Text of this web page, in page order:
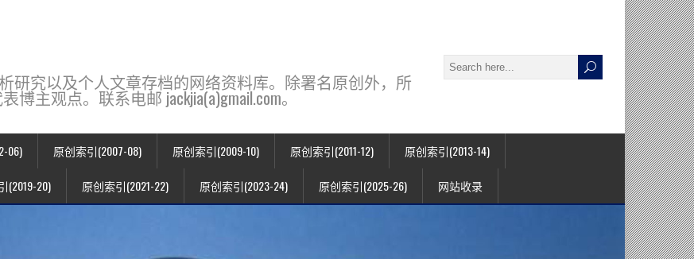
析研究以及个人文章存档的网络资料库。除署名原创外，所
主观点。联系电邮 jackjia(a)gmail.com。
06) 原创索引(2007-08) 原创索引(2009-10) 原创索引(2011-12) 原创索引(2013-14)
(2019-20) 原创索引(2021-22) 原创索引(2023-24) 原创索引(2025-26) 网站收录